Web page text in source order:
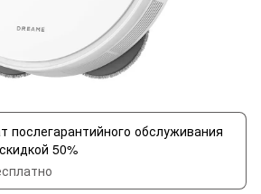
послегарантийного обслуживания
50%